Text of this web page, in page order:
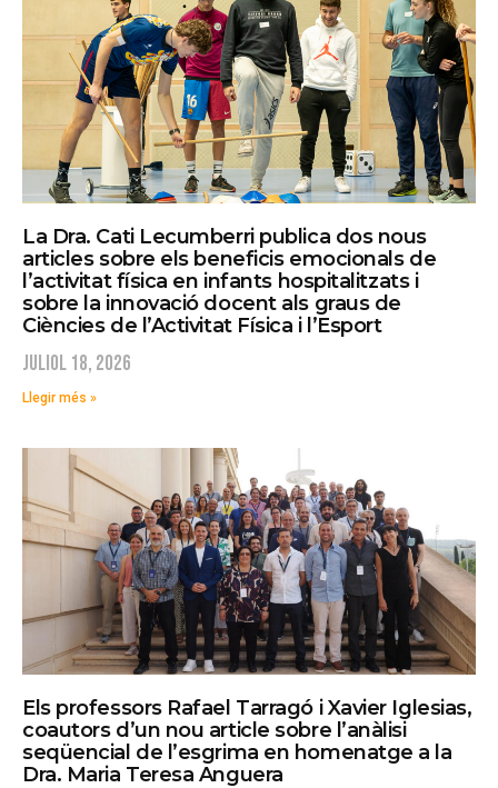
La Dra. Cati Lecumberri publica dos nous
articles sobre els beneficis emocionals de
l’activitat física en infants hospitalitzats i
sobre la innovació docent als graus de
Ciències de l’Activitat Física i l’Esport
juliol 18, 2026
Llegir més »
Els professors Rafael Tarragó i Xavier Iglesias,
coautors d’un nou article sobre l’anàlisi
seqüencial de l’esgrima en homenatge a la
Dra. Maria Teresa Anguera